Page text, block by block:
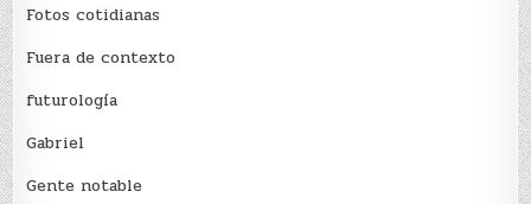
Fotos cotidianas
Fuera de contexto
futurología
Gabriel
Gente notable